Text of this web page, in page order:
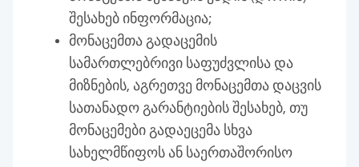
შესახებ ინფორმაცია;
მონაცემთა გადაცემის
სამართლებრივი საფუძვლისა და
მიზნების, აგრეთვე მონაცემთა დაცვის
სათანადო გარანტიების შესახებ, თუ
მონაცემები გადაეცემა სხვა
სახელმწიფოს ან საერთაშორისო